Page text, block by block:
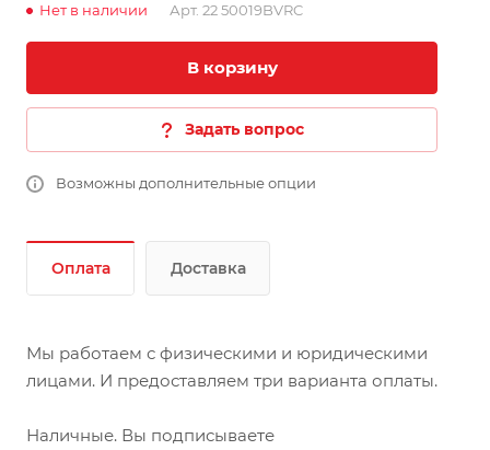
Нет в наличии Арт. 22 50019BVRC
В корзину
Задать вопрос
Возможны дополнительные опции
Оплата Доставка
Мы работаем с физическими и юридическими
лицами. И предоставляем три варианта оплаты.
Наличные. Вы подписываете